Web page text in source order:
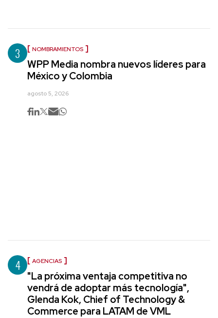
3 NOMBRAMIENTOS
WPP Media nombra nuevos líderes para
México y Colombia
agosto 5, 2026
4 AGENCIAS
"La próxima ventaja competitiva no
vendrá de adoptar más tecnología",
Glenda Kok, Chief of Technology &
Commerce para LATAM de VML